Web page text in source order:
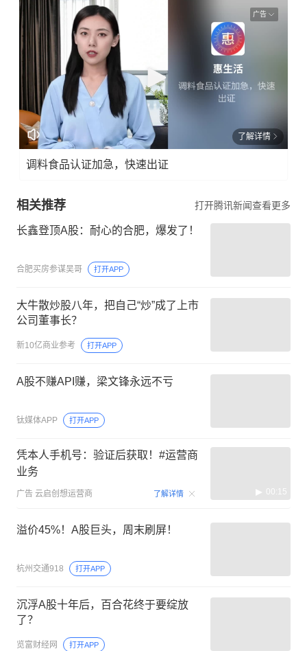
广告
了解详情
调料食品认证加急，快速出证
相关推荐 打开腾讯新闻查看更多
长鑫登顶A股：耐心的合肥，爆发了！
合肥买房参谋吴哥 打开APP
大牛散炒股八年，把自己“炒”成了上市
公司董事长？
新10亿商业参考 打开APP
A股不赚API赚，梁文锋永远不亏
钛媒体APP 打开APP
凭本人手机号：验证后获取！#运营商
业务
广告 云启创想运营商 了解详情 00:15
溢价45%！A股巨头，周末刷屏！
杭州交通918 打开APP
沉浮A股十年后，百合花终于要绽放
了？
览富财经网 打开APP